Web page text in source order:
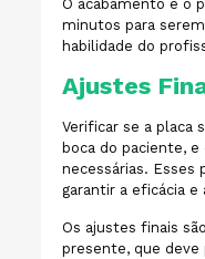
O acabamento e o
minutos para
habilidade do
Ajustes
Verificar se a placa
boca do paciente,
necessárias. Esses
garantir a eficácia e
Os ajustes finais
presente, que deve